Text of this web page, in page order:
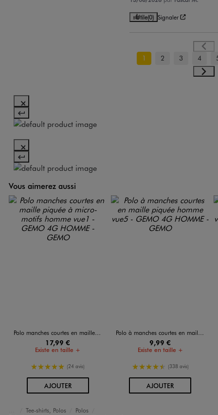
Utile(0) Signaler
1 2 3 4
Vous aimerez aussi
Polo manches courtes en maille piquée à micro-motifs homme
17,99 €
Existe en taille +
5/5 de moyenne
(24 avis)
AJOUTERAU PANIER
Polo à manches courtes en maille piquée homme
9,99 €
Existe en taille +
4.5/5 de moyenne
(338 avis)
AJOUTERAU PANIER
Tee-shirts, Polos
Polos